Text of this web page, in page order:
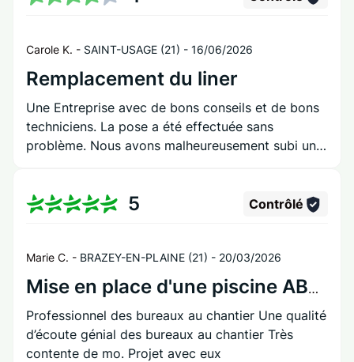
Carole K. - SAINT-USAGE (21) - 16/06/2026
Remplacement du liner
Une Entreprise avec de bons conseils et de bons
techniciens. La pose a été effectuée sans
problème. Nous avons malheureusement subi un
Viellard. Entreprise locale qui nous permet d avoir
5 Contrôlé
Marie C. - BRAZEY-EN-PLAINE (21) - 20/03/2026
Mise en place d'une piscine ABORAL modèle Papeete avec bâche à barres
Professionnel des bureaux au chantier Une qualité
d’écoute génial des bureaux au chantier Très
contente de mo. Projet avec eux